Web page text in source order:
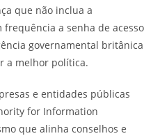
que não inclua a
a senha de acesso
governamental britânica
a melhor política.
e entidades públicas
for Information
que alinha conselhos e